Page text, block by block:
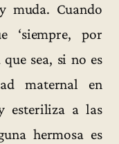
muda. Cuando
‘siempre, por
sea, si no es
maternal en
esteriliza a las
hermosa es